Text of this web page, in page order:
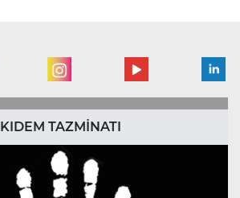
KIDEM TAZMİNATI